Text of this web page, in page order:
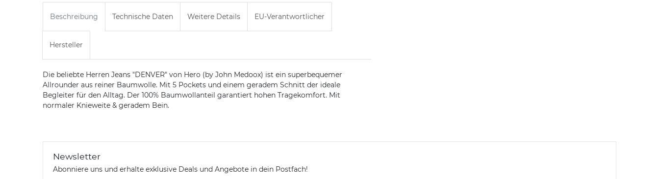
Beschreibung Technische Daten Weitere Details EU-Verantwortlicher
Hersteller
Die beliebte Herren Jeans "DENVER" von Hero (by John Medoox) ist ein superbequemer
Allrounder aus reiner Baumwolle. Mit 5 Pockets und einem geradem Schnitt der ideale
Begleiter für den Alltag. Der 100% Baumwollanteil garantiert hohen Tragekomfort. Mit
normaler Knieweite & geradem Bein.
Newsletter
Abonniere uns und erhalte exklusive Deals und Angebote in dein Postfach!